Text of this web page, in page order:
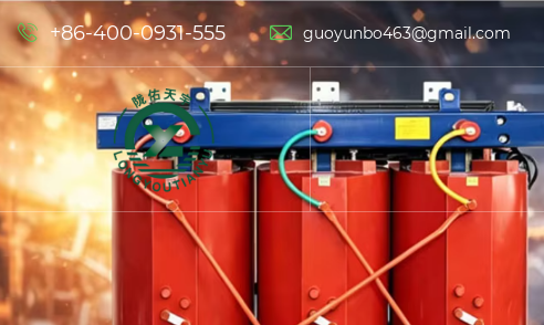
 +86-400-0931-555  guoyunbo463@gmail.com